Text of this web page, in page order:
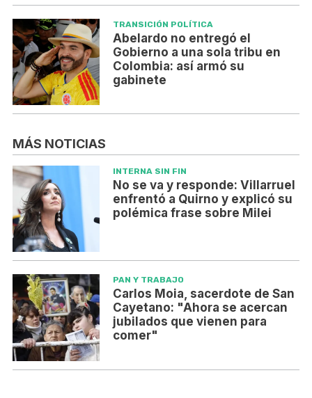
TRANSICIÓN POLÍTICA
Abelardo no entregó el
Gobierno a una sola tribu en
Colombia: así armó su
gabinete
MÁS NOTICIAS
INTERNA SIN FIN
No se va y responde: Villarruel
enfrentó a Quirno y explicó su
polémica frase sobre Milei
PAN Y TRABAJO
Carlos Moia, sacerdote de San
Cayetano: "Ahora se acercan
jubilados que vienen para
comer"